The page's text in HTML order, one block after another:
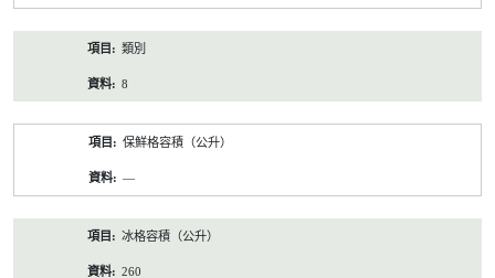
類別
8
保鮮格容積（公升）
—
冰格容積（公升）
260